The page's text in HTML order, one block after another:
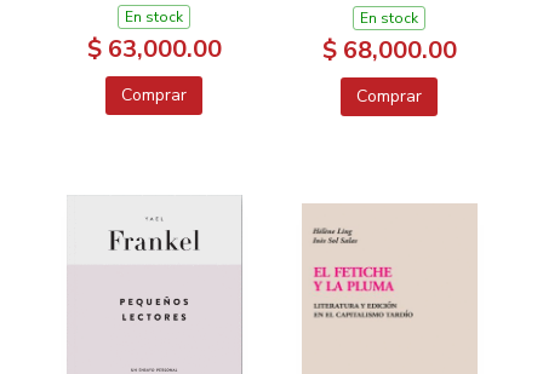
En stock
$ 63,000.00
Comprar
En stock
$ 68,000.00
Comprar